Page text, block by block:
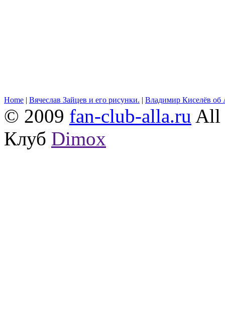
Home | Вячеслав Зайцев и его рисунки. | Владимир Киселёв об
© 2009 fan-club-alla.ru All
Клуб Dimox